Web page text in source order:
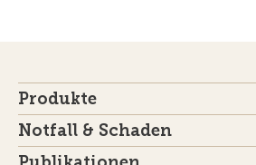
Produkte
Notfall & Schaden